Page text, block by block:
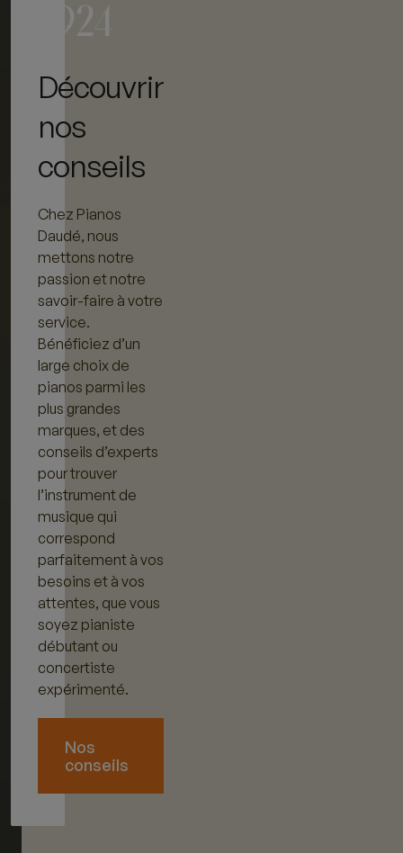
1924
Découvrir
nos
conseils
Chez Pianos
Daudé, nous
mettons notre
passion et notre
savoir-faire à votre
service.
Bénéficiez d’un
large choix de
pianos parmi les
plus grandes
marques, et des
conseils d’experts
pour trouver
l’instrument de
musique qui
correspond
parfaitement à vos
besoins et à vos
attentes, que vous
soyez pianiste
débutant ou
concertiste
expérimenté.
Nos
conseils